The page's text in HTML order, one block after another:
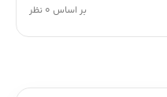
بر اساس 0 نظر